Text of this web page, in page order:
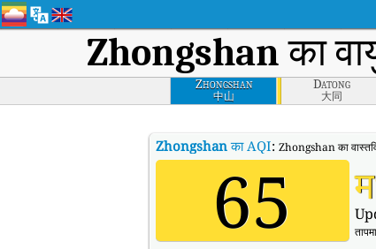
Zhongshanका
Zhongshan
中山
Datong
大同
Zhongshanका AQI: Zhongshan का
65